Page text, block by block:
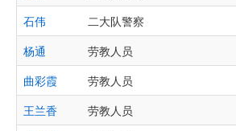
石伟
二大队警察
杨通
劳教人员
曲彩霞
劳教人员
王兰香
劳教人员